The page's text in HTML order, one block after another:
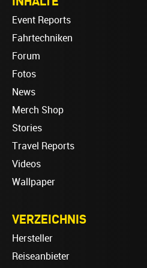
Event Reports
Fahrtechniken
Forum
Fotos
News
Merch Shop
Stories
Travel Reports
Videos
Wallpaper
VERZEICHNIS
Hersteller
Reiseanbieter